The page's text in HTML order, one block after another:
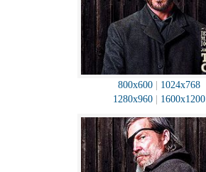
800x600
1024x768
1280x960
1600x1200